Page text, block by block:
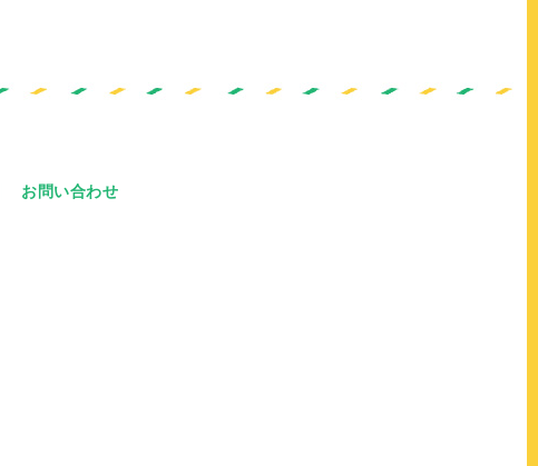
お問い合わせ